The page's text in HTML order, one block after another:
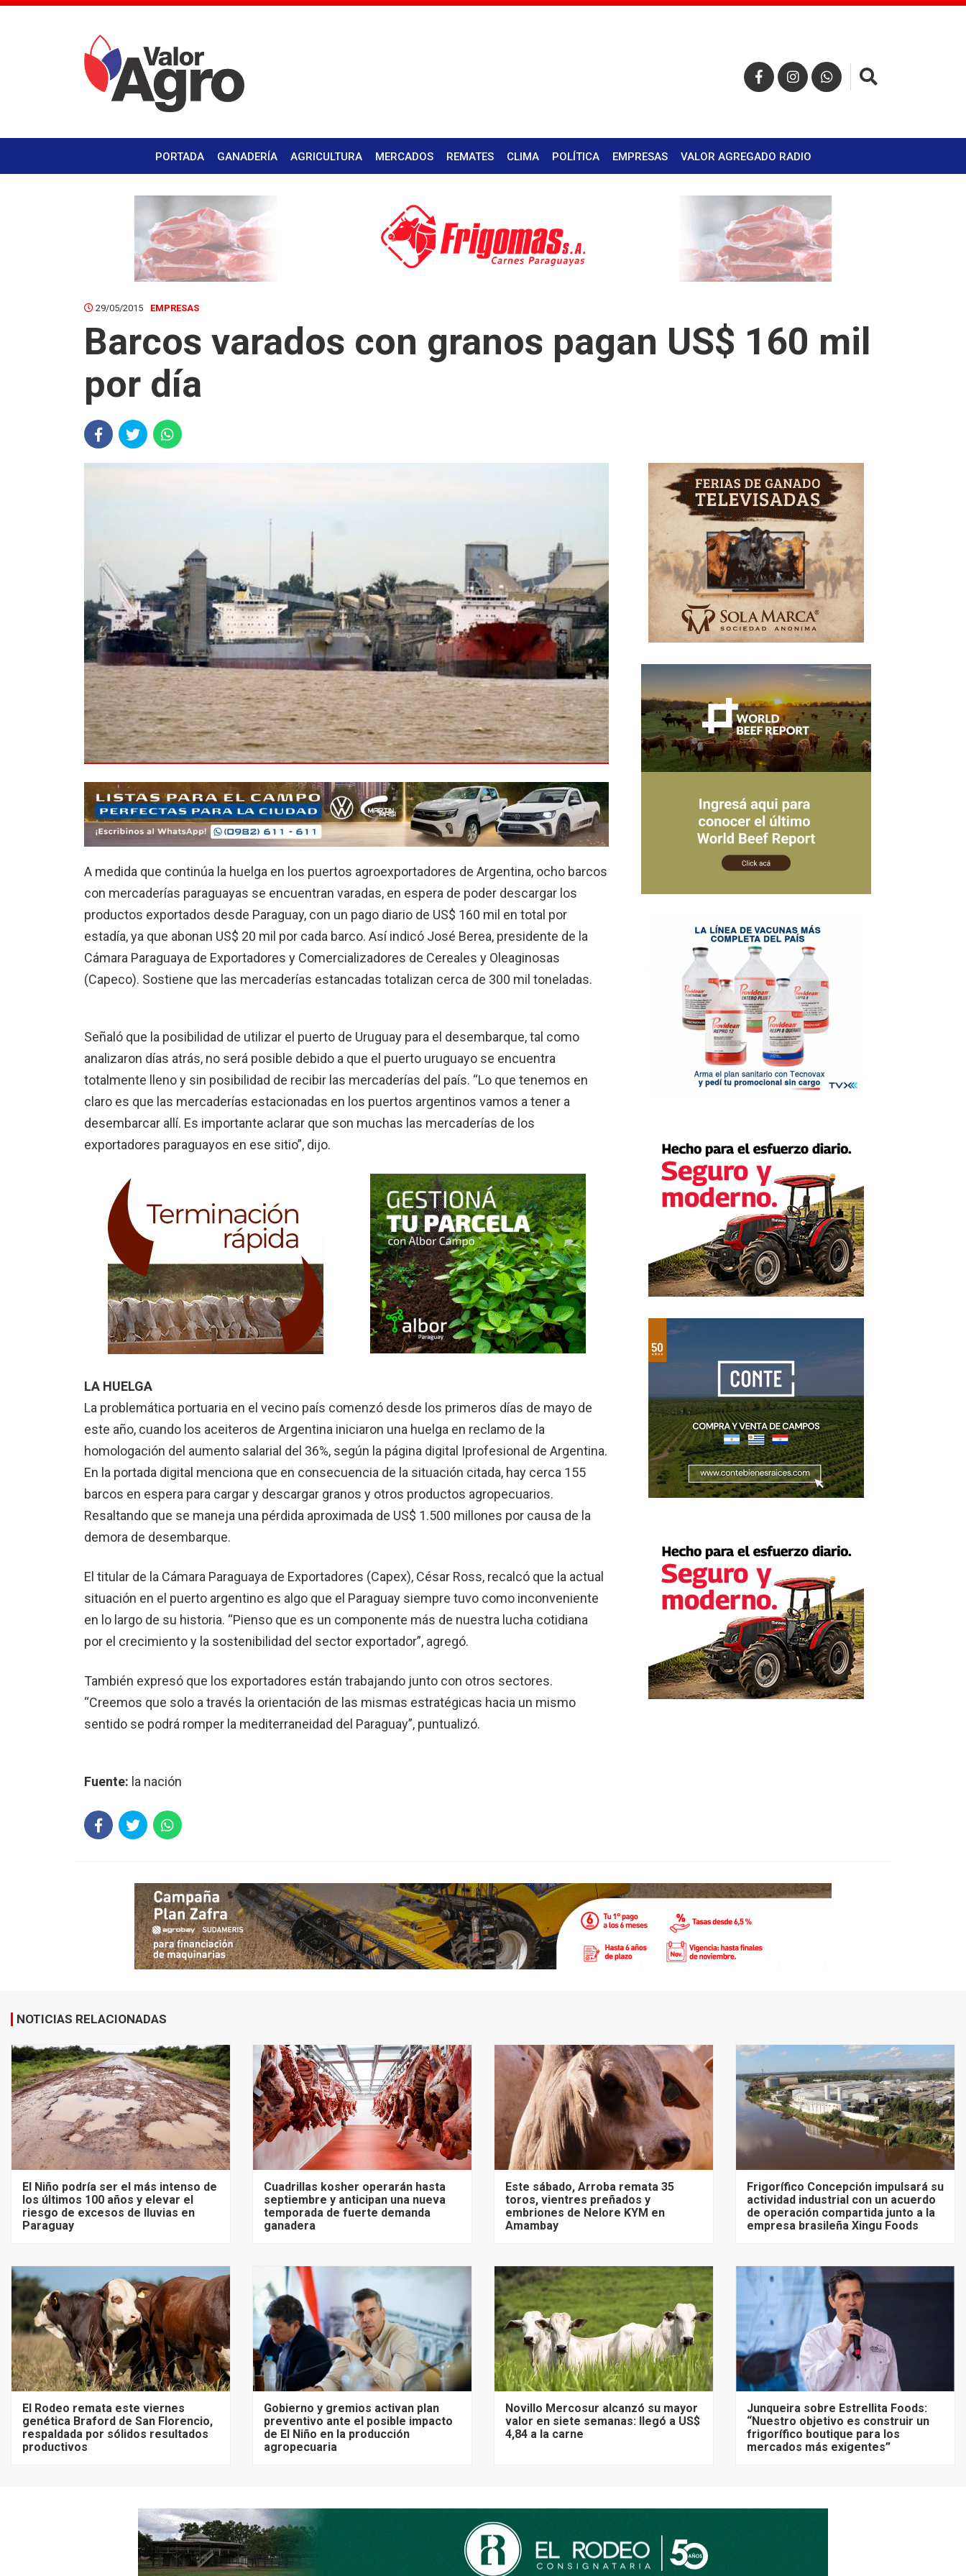
PORTADA GANADERÍA AGRICULTURA MERCADOS REMATES CLIMA POLÍTICA EMPRESAS VALOR AGREGADO RADIO
29/05/2015 EMPRESAS
Barcos varados con granos pagan US$ 160 mil
por día
A medida que continúa la huelga en los puertos agroexportadores de Argentina, ocho barcos
con mercaderías paraguayas se encuentran varadas, en espera de poder descargar los
productos exportados desde Paraguay, con un pago diario de US$ 160 mil en total por
estadía, ya que abonan US$ 20 mil por cada barco. Así indicó José Berea, presidente de la
Cámara Paraguaya de Exportadores y Comercializadores de Cereales y Oleaginosas
(Capeco). Sostiene que las mercaderías estancadas totalizan cerca de 300 mil toneladas.
Señaló que la posibilidad de utilizar el puerto de Uruguay para el desembarque, tal como
analizaron días atrás, no será posible debido a que el puerto uruguayo se encuentra
totalmente lleno y sin posibilidad de recibir las mercaderías del país. “Lo que tenemos en
claro es que las mercaderías estacionadas en los puertos argentinos vamos a tener a
desembarcar allí. Es importante aclarar que son muchas las mercaderías de los
exportadores paraguayos en ese sitio”, dijo.
LA HUELGA
La problemática portuaria en el vecino país comenzó desde los primeros días de mayo de
este año, cuando los aceiteros de Argentina iniciaron una huelga en reclamo de la
homologación del aumento salarial del 36%, según la página digital Iprofesional de Argentina.
En la portada digital menciona que en consecuencia de la situación citada, hay cerca 155
barcos en espera para cargar y descargar granos y otros productos agropecuarios.
Resaltando que se maneja una pérdida aproximada de US$ 1.500 millones por causa de la
demora de desembarque.
El titular de la Cámara Paraguaya de Exportadores (Capex), César Ross, recalcó que la actual
situación en el puerto argentino es algo que el Paraguay siempre tuvo como inconveniente
en lo largo de su historia. “Pienso que es un componente más de nuestra lucha cotidiana
por el crecimiento y la sostenibilidad del sector exportador”, agregó.
También expresó que los exportadores están trabajando junto con otros sectores.
“Creemos que solo a través la orientación de las mismas estratégicas hacia un mismo
sentido se podrá romper la mediterraneidad del Paraguay”, puntualizó.
Fuente: la nación
NOTICIAS RELACIONADAS
El Niño podría ser el más intenso de
los últimos 100 años y elevar el
riesgo de excesos de lluvias en
Paraguay
Cuadrillas kosher operarán hasta
septiembre y anticipan una nueva
temporada de fuerte demanda
ganadera
Este sábado, Arroba remata 35
toros, vientres preñados y
embriones de Nelore KYM en
Amambay
Frigorífico Concepción impulsará su
actividad industrial con un acuerdo
de operación compartida junto a la
empresa brasileña Xingu Foods
El Rodeo remata este viernes
genética Braford de San Florencio,
respaldada por sólidos resultados
productivos
Gobierno y gremios activan plan
preventivo ante el posible impacto
de El Niño en la producción
agropecuaria
Novillo Mercosur alcanzó su mayor
valor en siete semanas: llegó a US$
4,84 a la carne
Junqueira sobre Estrellita Foods:
“Nuestro objetivo es construir un
frigorífico boutique para los
mercados más exigentes”